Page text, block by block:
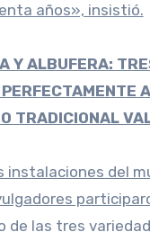
años», insistió.
Y ALBUFERA:
TRADICIONAL
instalaciones del
de las tres